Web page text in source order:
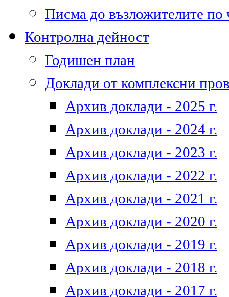
Писма до възложителите по
Контролна дейност
Годишен план
Доклади от комплексни
Архив доклади - 2025 г.
Архив доклади - 2024 г.
Архив доклади - 2023 г.
Архив доклади - 2022 г.
Архив доклади - 2021 г.
Архив доклади - 2020 г.
Архив доклади - 2019 г.
Архив доклади - 2018 г.
Архив доклади - 2017 г.